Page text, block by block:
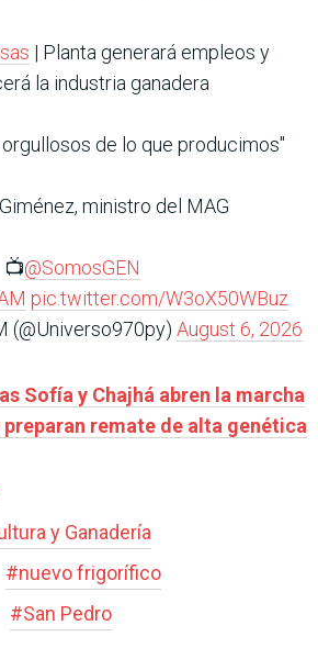
| Planta generará empleos y
la industria ganadera
de lo que producimos"
ministro del MAG
📺@SomosGEN
pic.twitter.com/W3oX50WBuz
(@Universo970py) August 6, 2026
Sofía y Chajhá abren la marcha
remate de alta genética
y Ganadería
#nuevo frigorífico
#San Pedro